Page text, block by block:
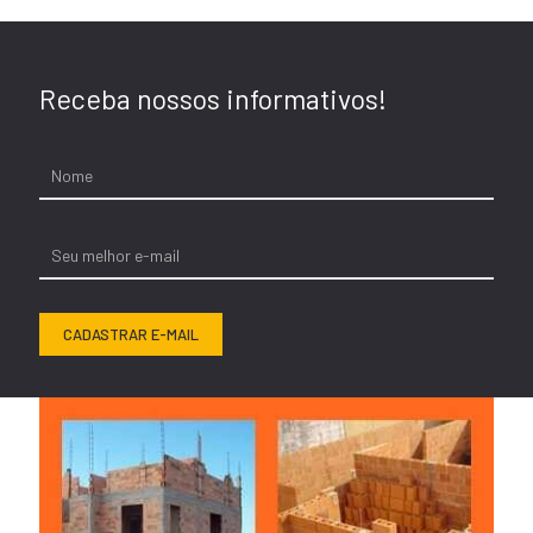
Receba nossos informativos!